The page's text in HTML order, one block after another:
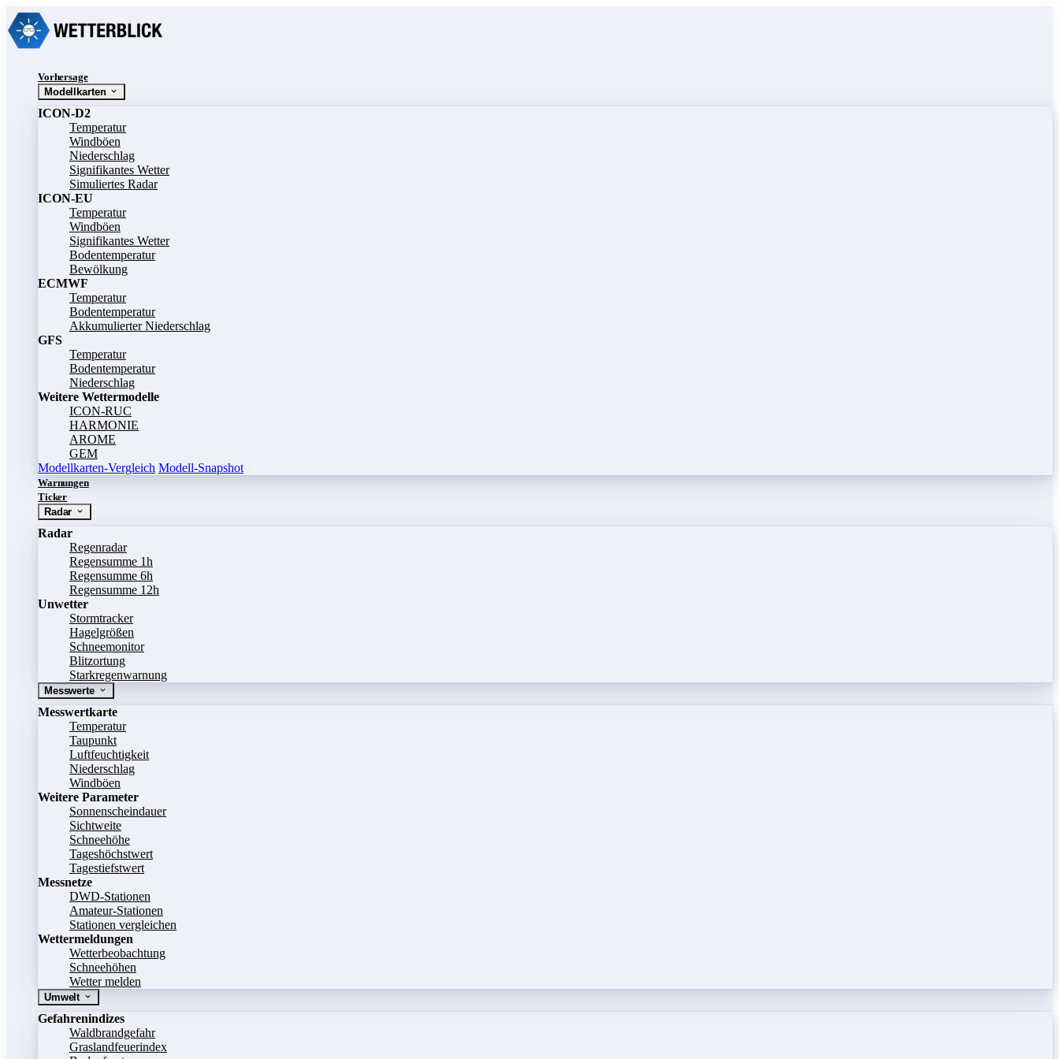
Vorhersage
Modellkarten
ICON-D2
Temperatur
Windböen
Niederschlag
Signifikantes Wetter
Simuliertes Radar
ICON-EU
Temperatur
Windböen
Signifikantes Wetter
Bodentemperatur
Bewölkung
ECMWF
Temperatur
Bodentemperatur
Akkumulierter Niederschlag
GFS
Temperatur
Bodentemperatur
Niederschlag
Weitere Wettermodelle
ICON-RUC
HARMONIE
AROME
GEM
Modellkarten-Vergleich Modell-Snapshot
Warnungen
Ticker
Radar
Radar
Regenradar
Regensumme 1h
Regensumme 6h
Regensumme 12h
Unwetter
Stormtracker
Hagelgrößen
Schneemonitor
Blitzortung
Starkregenwarnung
Messwerte
Messwertkarte
Temperatur
Taupunkt
Luftfeuchtigkeit
Niederschlag
Windböen
Weitere Parameter
Sonnenscheindauer
Sichtweite
Schneehöhe
Tageshöchstwert
Tagestiefstwert
Messnetze
DWD-Stationen
Amateur-Stationen
Stationen vergleichen
Wettermeldungen
Wetterbeobachtung
Schneehöhen
Wetter melden
Umwelt
Gefahrenindizes
Waldbrandgefahr
Graslandfeuerindex